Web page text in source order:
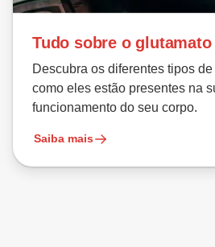
Tudo sobre o glutamato
Descubra os diferentes tipos
como eles estão presentes na
funcionamento do seu corpo.
Saiba mais